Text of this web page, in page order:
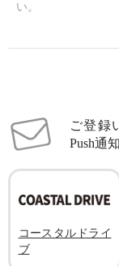
い。
ご登録
Push通
コースタルドライ
ブ